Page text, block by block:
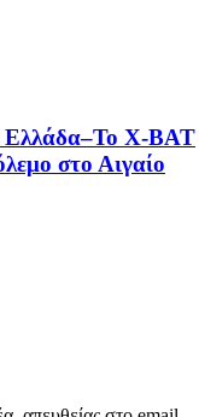
Ελλάδα–Το X-BAT
στο Αιγαίο